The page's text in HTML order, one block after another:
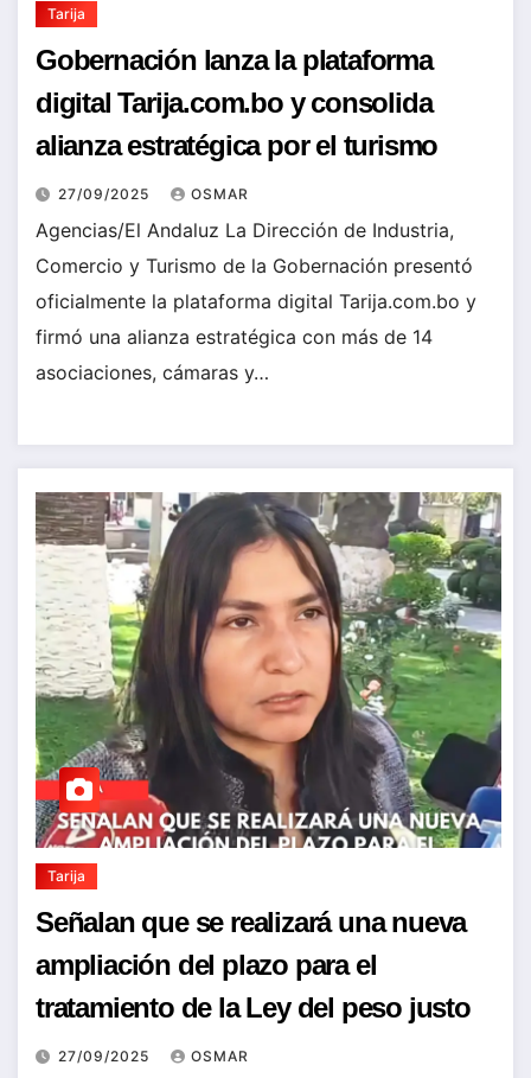
Tarija
Gobernación lanza la plataforma
digital Tarija.com.bo y consolida
alianza estratégica por el turismo
27/09/2025 OSMAR
Agencias/El Andaluz La Dirección de Industria,
Comercio y Turismo de la Gobernación presentó
oficialmente la plataforma digital Tarija.com.bo y
firmó una alianza estratégica con más de 14
asociaciones, cámaras y…
Tarija
Señalan que se realizará una nueva
ampliación del plazo para el
tratamiento de la Ley del peso justo
27/09/2025 OSMAR